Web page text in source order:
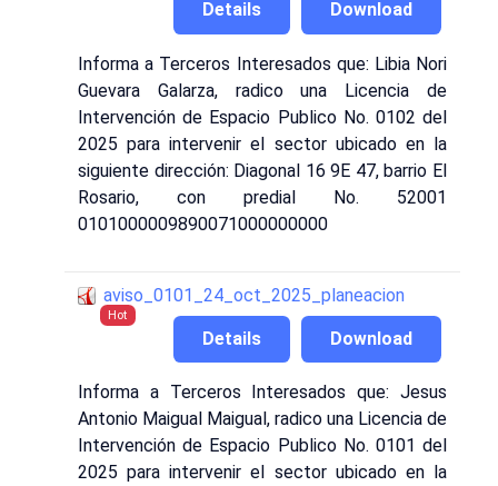
Download
Details
Informa a Terceros Interesados que: Libia Nori
Guevara Galarza, radico una Licencia de
Intervención de Espacio Publico No. 0102 del
2025 para intervenir el sector ubicado en la
siguiente dirección: Diagonal 16 9E 47, barrio El
Rosario, con predial No. 52001
0101000009890071000000000
aviso_0101_24_oct_2025_planeacion
Hot
Download
Details
Informa a Terceros Interesados que: Jesus
Antonio Maigual Maigual, radico una Licencia de
Intervención de Espacio Publico No. 0101 del
2025 para intervenir el sector ubicado en la